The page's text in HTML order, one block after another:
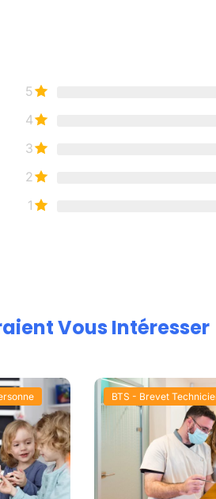
5
4
3
2
1
Vous Intéresser
BTS - Brevet